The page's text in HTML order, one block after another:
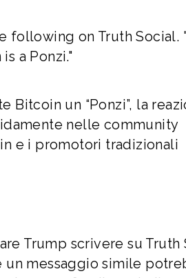
following on Truth Social.
a Ponzi."
un “Ponzi”, la
nelle community
e i promotori tradizionali
Trump scrivere su Truth
un messaggio simile